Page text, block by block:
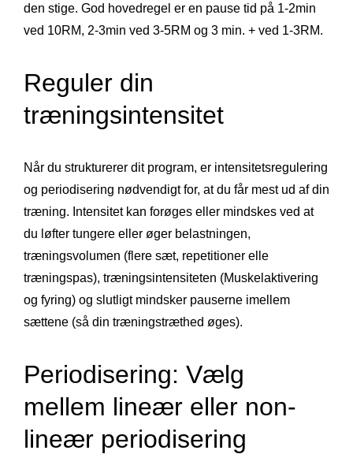
den stige. God hovedregel er en pause tid på 1-2min
ved 10RM, 2-3min ved 3-5RM og 3 min. + ved 1-3RM.
Reguler din
træningsintensitet
Når du strukturerer dit program, er intensitetsregulering
og periodisering nødvendigt for, at du får mest ud af din
træning. Intensitet kan forøges eller mindskes ved at
du løfter tungere eller øger belastningen,
træningsvolumen (flere sæt, repetitioner elle
træningspas), træningsintensiteten (Muskelaktivering
og fyring) og slutligt mindsker pauserne imellem
sættene (så din træningstræthed øges).
Periodisering: Vælg
mellem lineær eller non-
lineær periodisering